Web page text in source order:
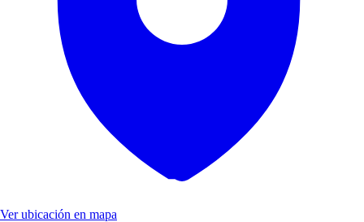
Ver ubicación en mapa